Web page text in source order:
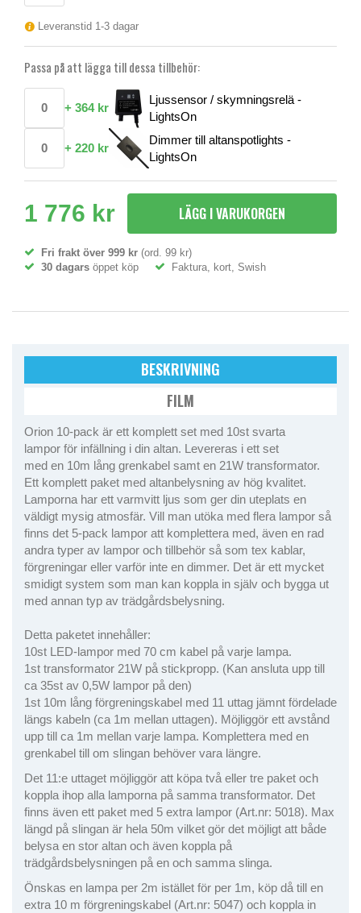
Leveranstid 1-3 dagar
Passa på att lägga till dessa tillbehör:
+ 364 kr
Ljussensor / skymningsrelä -
LightsOn
+ 220 kr
Dimmer till altanspotlights -
LightsOn
1 776 kr LÄGG I VARUKORGEN
Fri frakt över 999 kr (ord. 99 kr)
30 dagars öppet köp Faktura, kort, Swish
BESKRIVNING
FILM
Orion 10-pack är ett komplett set med 10st svarta
lampor för infällning i din altan. Levereras i ett set
med en 10m lång grenkabel samt en 21W transformator.
Ett komplett paket med altanbelysning av hög kvalitet.
Lamporna har ett varmvitt ljus som ger din uteplats en
väldigt mysig atmosfär. Vill man utöka med flera lampor så
finns det 5-pack lampor att komplettera med, även en rad
andra typer av lampor och tillbehör så som tex kablar,
förgreningar eller varför inte en dimmer. Det är ett mycket
smidigt system som man kan koppla in själv och bygga ut
med annan typ av trädgårdsbelysning.
Detta paketet innehåller:
10st LED-lampor med 70 cm kabel på varje lampa.
1st transformator 21W på stickpropp. (Kan ansluta upp till
ca 35st av 0,5W lampor på den)
1st 10m lång förgreningskabel med 11 uttag jämnt fördelade
längs kabeln (ca 1m mellan uttagen). Möjliggör ett avstånd
upp till ca 1m mellan varje lampa. Komplettera med en
grenkabel till om slingan behöver vara längre.
Det 11:e uttaget möjliggör att köpa två eller tre paket och
koppla ihop alla lamporna på samma transformator. Det
finns även ett paket med 5 extra lampor (Art.nr: 5018). Max
längd på slingan är hela 50m vilket gör det möjligt att både
belysa en stor altan och även koppla på
trädgårdsbelysningen på en och samma slinga.
Önskas en lampa per 2m istället för per 1m, köp då till en
extra 10 m förgreningskabel (Art.nr: 5047) och koppla in